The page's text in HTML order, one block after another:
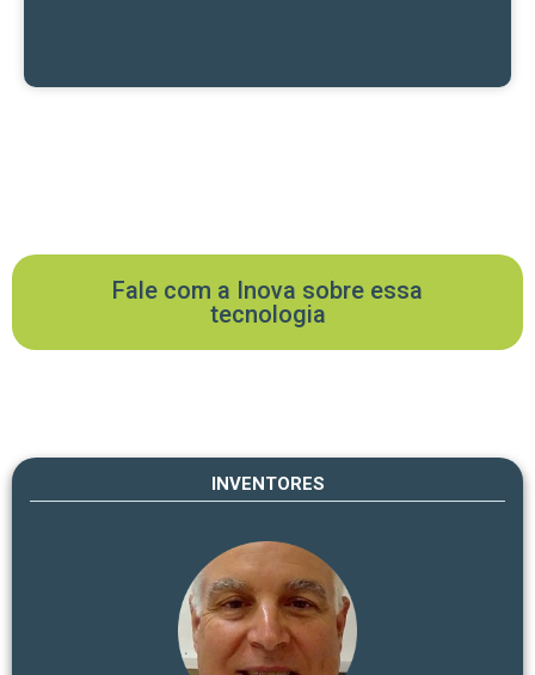
Fale com a Inova sobre essa
tecnologia
INVENTORES